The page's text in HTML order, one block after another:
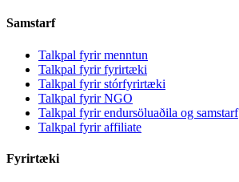
Samstarf
Talkpal fyrir menntun
Talkpal fyrir fyrirtæki
Talkpal fyrir stórfyrirtæki
Talkpal fyrir NGO
Talkpal fyrir endursöluaðila og samstarf
Talkpal fyrir affiliate
Fyrirtæki